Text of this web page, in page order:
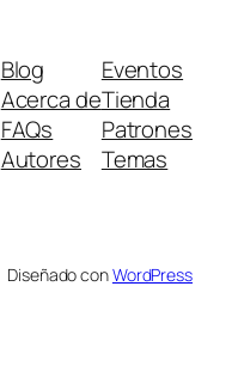
Blog
Acerca de
FAQs
Autores
Eventos
Tienda
Patrones
Temas
Diseñado conWordPress